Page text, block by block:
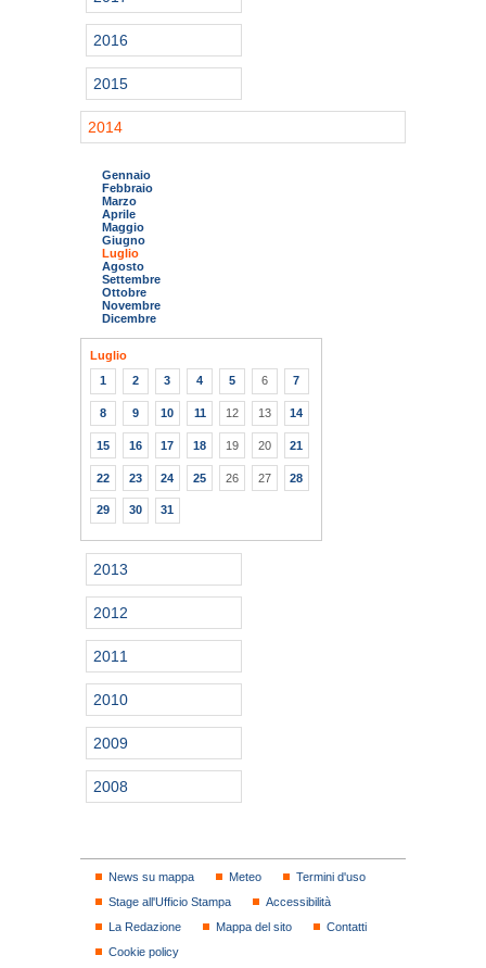
2016
2015
2014
Gennaio
Febbraio
Marzo
Aprile
Maggio
Giugno
Luglio
Agosto
Settembre
Ottobre
Novembre
Dicembre
Luglio
1
2 3 4 5 6 7
8 9 10 11 12 13 14
15 16 17 18 19 20 21
22 23 24 25 26 27 28
29 30 31
2013
2012
2011
2010
2009
2008
News su mappa Meteo
Termini d'uso
Stage all'Ufficio Stampa
Accessibilità
La Redazione
Mappa del sito
Contatti
Cookie policy